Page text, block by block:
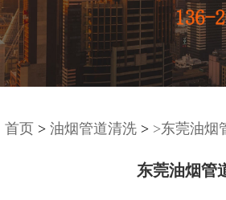
首页 > 油烟管道清洗 > >东莞油烟
东莞油烟管